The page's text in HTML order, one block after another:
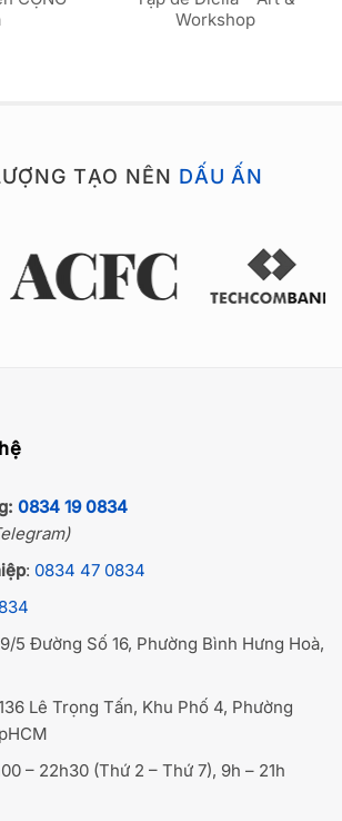
Workshop
TẠO NÊN DẤU ẤN
0834 19 0834
: 0834 47 0834
5 Đường Số 16, Phường Bình Hưng Hoà,
Lê Trọng Tấn, Khu Phố 4, Phường
– 22h30 (Thứ 2 – Thứ 7), 9h – 21h